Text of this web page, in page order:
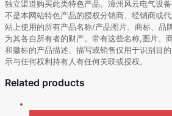
独立渠道购买此类特色产品。漳州风云电气设
不是本网站特色产品的授权分销商、经销商或
站上使用的所有产品名称/产品图片、商标、品
为其各自所有者的财产。带有这些名称,图片、
和徽标的产品描述、描写或销售仅用于识别目
示与任何权利持有人有任何关联或授权。
Related products